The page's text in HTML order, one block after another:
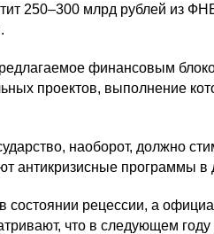
250–300 млрд рублей из
финансовым
проектов, выполнение
наоборот, должно
антикризисные программы в
состоянии рецессии, а
что в следующем году